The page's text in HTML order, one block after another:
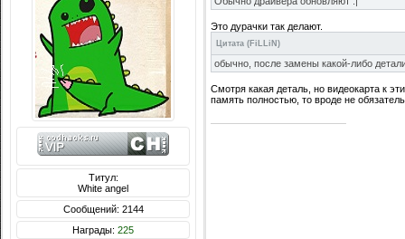
Титул:
White angel
Сообщений: 2144
Награды: 225
Это дурачки так делают.
Цитата ( FiLLiN )
обычно, после замены какой-либо
Смотря какая деталь, но видеокарта к
память полностью, то вроде не